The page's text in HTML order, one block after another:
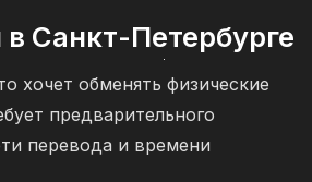
Санкт-Петербурге
хочет обменять физические
предварительного
перевода и времени